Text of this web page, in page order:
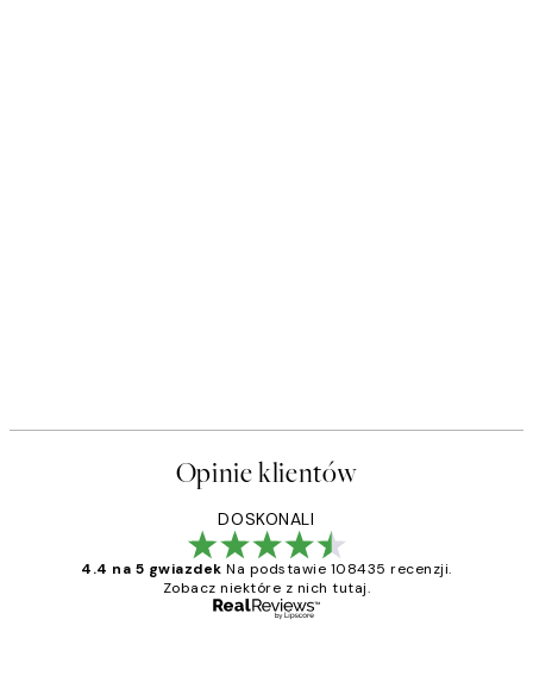
Opinie klientów
DOSKONALI
4.4 na 5 gwiazdek Na podstawie 108435 recenzji.
Zobacz niektóre z nich tutaj.